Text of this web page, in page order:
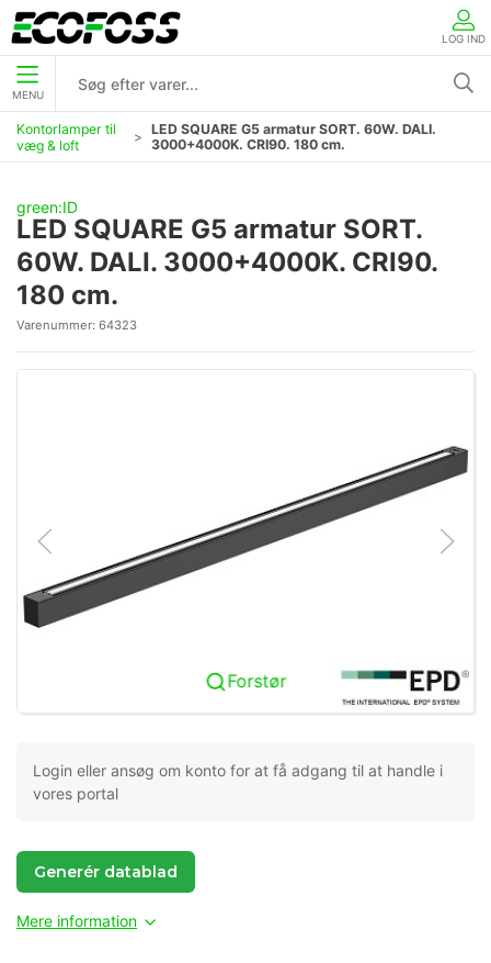
LOG IND
MENU
Kontorlamper til
væg & loft
LED SQUARE G5 armatur SORT. 60W. DALI.
3000+4000K. CRI90. 180 cm.
green:ID
LED SQUARE G5 armatur SORT.
60W. DALI. 3000+4000K. CRI90.
180 cm.
Varenummer: 64323
Forstør
Login eller ansøg om konto for at få adgang til at handle i
vores portal
Generér datablad
Mere information